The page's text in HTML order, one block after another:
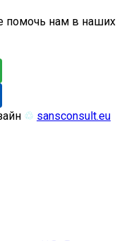
помочь нам в наших
♲ sansconsult.eu